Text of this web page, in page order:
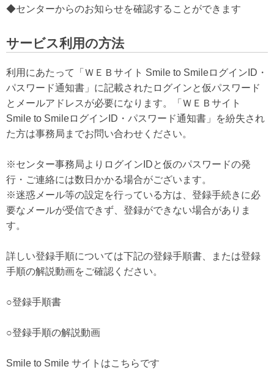
◆センターからのお知らせを確認することができます
サービス利用の方法
利用にあたって「ＷＥＢサイト Smile to SmileログインID・
パスワード通知書」に記載されたログインと仮パスワード
とメールアドレスが必要になります。「ＷＥＢサイト
Smile to SmileログインID・パスワード通知書」を紛失され
た方は事務局までお問い合わせください。
※センター事務局よりログインIDと仮のパスワードの発
行・ご連絡には数日かかる場合がございます。
※迷惑メール等の設定を行っている方は、登録手続きに必
要なメールが受信できず、登録ができない場合がありま
す。
詳しい登録手順については下記の登録手順書、または登録
手順の解説動画をご確認ください。
○登録手順書
○登録手順の解説動画
Smile to Smile サイトはこちらです